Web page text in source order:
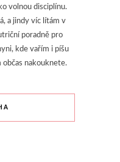
volnou disciplínu.
a jindy víc lítám v
poradně pro
kde vařím i píšu
občas nakouknete.